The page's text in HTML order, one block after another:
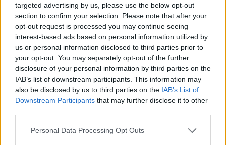
targeted advertising by us, please use the below opt-out
section to confirm your selection. Please note that after your
opt-out request is processed you may continue seeing
interest-based ads based on personal information utilized by
us or personal information disclosed to third parties prior to
your opt-out. You may separately opt-out of the further
disclosure of your personal information by third parties on the
IAB’s list of downstream participants. This information may
also be disclosed by us to third parties on the IAB’s List of
Downstream Participants that may further disclose it to other
Personal Data Processing Opt Outs
παγκόσμιο music industry τα τελευταία
χρόνια, η 30χρονη Βρετανίδα ράπερ, μετά
από δύο συνεχόμενα άλμπουμ-φωτιά, και το
φετινό της αψεγάδιαστο EP, έχει υποσχεθεί
μία «εμβυθιστική εμπειρία» στην Pyramid
Stage του Glastonbury Festival 2024,
εμφάνιση μάλιστα που είχε «τάξει» στους
fans της από το 2022, όταν είχε εμφανιστεί
ξανά στο φεστιβάλ, αλλά σε μικρότερη
rap στα νεανικά κοινά στην Ελλάδα, και